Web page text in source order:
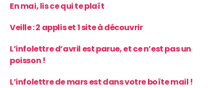
En mai, lis ce qui te plaît
Veille : 2 applis et 1 site à découvrir
L’infolettre d’avril est parue, et ce n’est pas un
poisson !
L’infolettre de mars est dans votre boîte mail !